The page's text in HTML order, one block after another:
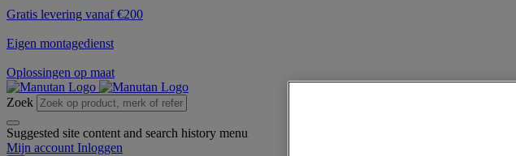
Gratis levering vanaf €200
Eigen montagedienst
Oplossingen op maat
Zoek
Suggested site content and search history menu
Mijn account Inloggen